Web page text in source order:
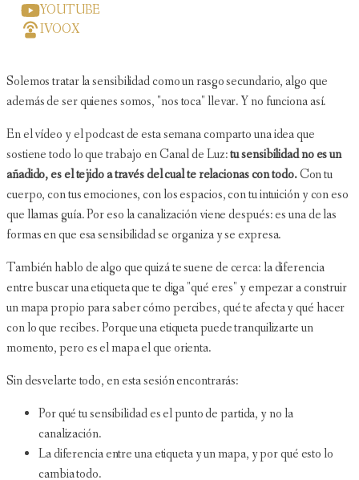
YOUTUBE
IVOOX
Solemos tratar la sensibilidad como un rasgo secundario, algo que
además de ser quienes somos, "nos toca" llevar. Y no funciona así.
En el vídeo y el podcast de esta semana comparto una idea que
sostiene todo lo que trabajo en Canal de Luz:tu sensibilidad no es un
añadido, es el tejido a través del cual te relacionas con todo.Con tu
cuerpo, con tus emociones, con los espacios, con tu intuición y con eso
que llamas guía. Por eso la canalización viene después: es una de las
formas en que esa sensibilidad se organiza y se expresa.
También hablo de algo que quizá te suene de cerca: la diferencia
entre buscar una etiqueta que te diga "qué eres" y empezar a construir
un mapa propio para saber cómo percibes, qué te afecta y qué hacer
con lo que recibes. Porque una etiqueta puede tranquilizarte un
momento, pero es el mapa el que orienta.
Sin desvelarte todo, en esta sesión encontrarás:
Por qué tu sensibilidad es el punto de partida, y no la
canalización.
La diferencia entre una etiqueta y un mapa, y por qué esto lo
cambia todo.